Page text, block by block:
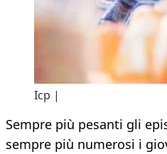
Icp |
Sempre più pesanti gli
sempre più numerosi i